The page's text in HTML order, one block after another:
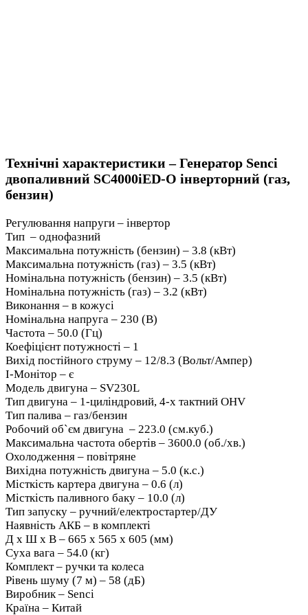
Технічні характеристики – Генератор Senci
двопаливний SC4000iED-O інверторний (газ,
бензин)
Регулювання напруги – інвертор
Тип – однофазний
Максимальна потужність (бензин) – 3.8 (кВт)
Максимальна потужність (газ) – 3.5 (кВт)
Номінальна потужність (бензин) – 3.5 (кВт)
Номінальна потужність (газ) – 3.2 (кВт)
Виконання – в кожусі
Номінальна напруга – 230 (В)
Частота – 50.0 (Гц)
Коефіцієнт потужності – 1
Вихід постійного струму – 12/8.3 (Вольт/Ампер)
I-Монітор – є
Модель двигуна – SV230L
Тип двигуна – 1-циліндровий, 4-х тактний OHV
Тип палива – газ/бензин
Робочий об`єм двигуна – 223.0 (см.куб.)
Максимальна частота обертів – 3600.0 (об./хв.)
Охолодження – повітряне
Вихідна потужність двигуна – 5.0 (к.с.)
Місткість картера двигуна – 0.6 (л)
Місткість паливного баку – 10.0 (л)
Тип запуску – ручний/електростартер/ДУ
Наявність АКБ – в комплекті
Д x Ш x В – 665 x 565 x 605 (мм)
Суха вага – 54.0 (кг)
Комплект – ручки та колеса
Рівень шуму (7 м) – 58 (дБ)
Виробник – Senci
Країна – Китай